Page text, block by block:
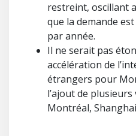
restreint, oscillant
que la demande
par année.
Il ne serait pas
accélération de
étrangers pour
l’ajout de
Montréal,